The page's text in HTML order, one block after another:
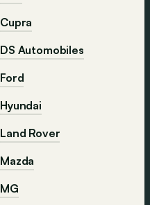
Cupra
DS Automobiles
Ford
Hyundai
Land Rover
Mazda
MG